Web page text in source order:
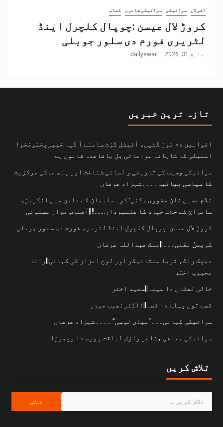
اشولال سرائیکی سرائیکی شاعری کتاب
کروڑ لال عیسن :چوپال کلچرل اینڈ
لٹریری فورم دی سلور جوبلی
مارچ 31, 2026 dailyswail
تازہ ترین خبریں
افواہیں دم توڑ گئیں، آفیشل گزٹ سامنے آ گیا:خیبرپختونخوا
اسمبلی کا شاہانہ مراعاتی بل باقاعدہ قانون ہے
سرائیکی وسیب کی تاریخی و لسانی شناخت اور پنجاب کی مرکزیت
کا سیاسی بیانیہ۔۔۔۔شہزاد عرفان
غلام حسین خان مشوری بگٹی: کوہ سلیمان کے دامن میں انگریزی
سامراج کے خلاف جہاد کا علمبردار…….!!||آفتاب نواز مستوئی
کروڑ لال عیسن :چوپال کلچرل اینڈ لٹریری فورم دی سلور جوبلی
کریمݨ نقلی۔۔۔||ملک عبداللہ عرفان
دیپک راگ، ثریا ملتانیکر اور لوح اعزاز کی کہانی||رانا
محبوب اختر
خالی لفظاں دا میلہ||سعید اختر
قصے توں پہلے دا قصہ||ڈاکٹرنجیب حیدر
سرائیکی کہانی۔۔۔“میڈی لوسی” ۔۔۔۔شہزاد عرفان
سرائیکی صحافی ،شاعر رازش لیاقت پوری دا وچھوڑا
تلاش کریں